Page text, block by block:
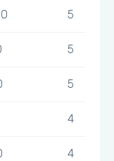
5
5
5
4
4